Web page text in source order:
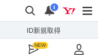
検索
通知
i
ID新規取得